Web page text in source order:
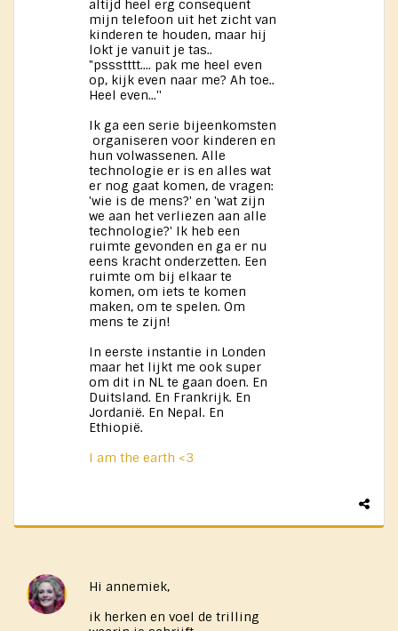
altijd heel erg consequent
mijn telefoon uit het zicht van
kinderen te houden, maar hij
lokt je vanuit je tas..
"pssstttt.... pak me heel even
op, kijk even naar me? Ah toe..
Heel even...''
Ik ga een serie bijeenkomsten
organiseren voor kinderen en
hun volwassenen. Alle
technologie er is en alles wat
er nog gaat komen, de vragen:
'wie is de mens?' en 'wat zijn
we aan het verliezen aan alle
technologie?' Ik heb een
ruimte gevonden en ga er nu
eens kracht onderzetten. Een
ruimte om bij elkaar te
komen, om iets te komen
maken, om te spelen. Om
mens te zijn!
In eerste instantie in Londen
maar het lijkt me ook super
om dit in NL te gaan doen. En
Duitsland. En Frankrijk. En ​
Jordanië. En Nepal. En
Ethiopië.
I am the earth <3
Hi annemiek,
ik herken en voel de trilling